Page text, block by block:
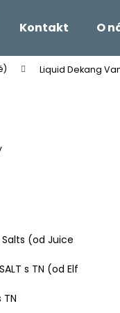
Kontakt O
Liquid Dekang
(od Juice
s TN (od Elf
TN